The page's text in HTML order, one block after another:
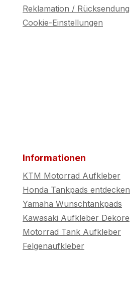
Reklamation / Rücksendung
Cookie-Einstellungen
Informationen
KTM Motorrad Aufkleber
Honda Tankpads entdecken
Yamaha Wunschtankpads
Kawasaki Aufkleber Dekore
Motorrad Tank Aufkleber
Felgenaufkleber